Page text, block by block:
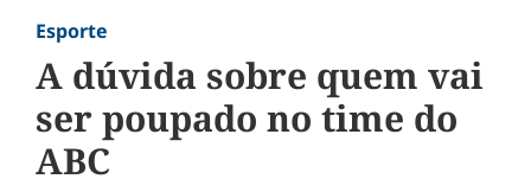
Esporte
A dúvida sobre quem vai
ser poupado no time do
ABC